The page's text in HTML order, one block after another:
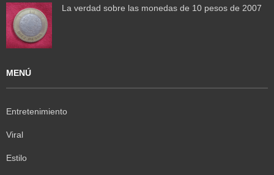
La verdad sobre las monedas de 10 pesos de 2007
MENÚ
Entretenimiento
Viral
Estilo